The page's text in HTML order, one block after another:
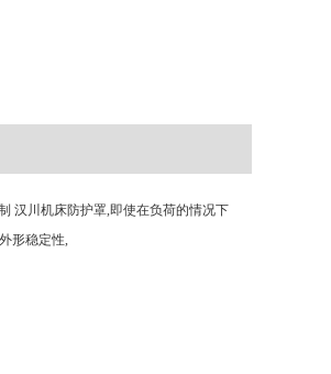
汉川机床防护罩,即使在负荷的情况下
形稳定性,